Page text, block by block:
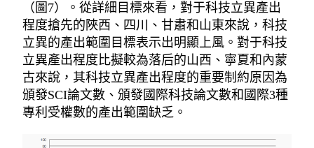
（圖7）。從詳細目標來看，對于科技立異產出
程度搶先的陜西、四川、甘肅和山東來說，科技
立異的產出範圍目標表示出明顯上風。對于科技
立異產出程度比擬較為落后的山西、寧夏和內蒙
古來說，其科技立異產出程度的重要制約原因為
頒發SCI論文數、頒發國際科技論文數和國際3種
專利受權數的產出範圍缺乏。